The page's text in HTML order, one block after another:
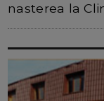
nasterea la